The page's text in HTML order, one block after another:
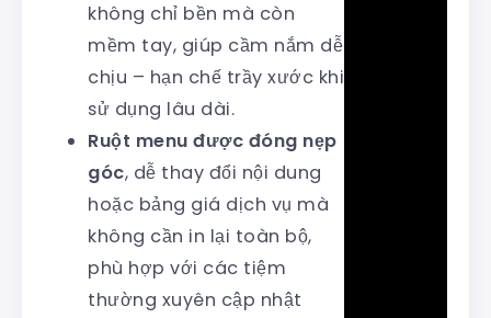
không chỉ bền mà còn
mềm tay, giúp cầm nắm dễ
chịu – hạn chế trầy xước khi
sử dụng lâu dài.
Ruột menu được đóng nẹp
góc, dễ thay đổi nội dung
hoặc bảng giá dịch vụ mà
không cần in lại toàn bộ,
phù hợp với các tiệm
thường xuyên cập nhật